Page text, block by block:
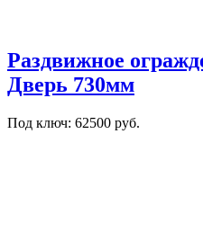
Раздвижное
Дверь 730мм
Под ключ: 62500 руб.